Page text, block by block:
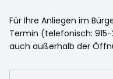
Für Ihre Anliegen im
Termin (telefonisch:
auch außerhalb der